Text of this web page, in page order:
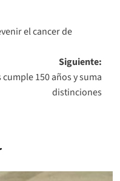
el cancer de
Siguiente:
150 años y suma
distinciones